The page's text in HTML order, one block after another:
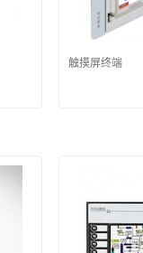
触摸屏终端